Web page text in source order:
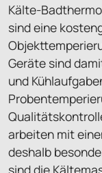
Kälte-
sind eine
Geräte sind
und
arbeiten mit
deshalb
sind die